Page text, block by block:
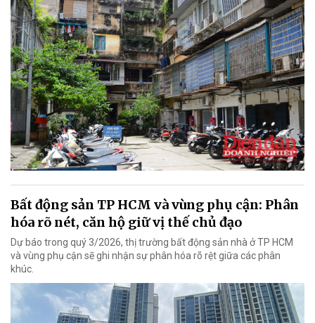
Bất động sản TP HCM và vùng phụ cận: Phân
hóa rõ nét, căn hộ giữ vị thế chủ đạo
Dự báo trong quý 3/2026, thị trường bất động sản nhà ở TP HCM
và vùng phụ cận sẽ ghi nhận sự phân hóa rõ rệt giữa các phân
khúc.